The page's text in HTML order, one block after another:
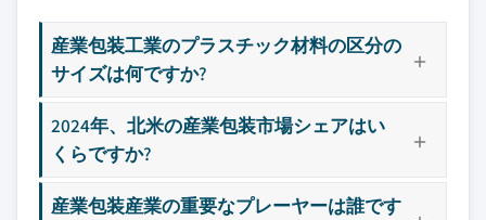
産業包装工業のプラスチック材料の区分の
サイズは何ですか?
2024年、北米の産業包装市場シェアはい
くらですか?
産業包装産業の重要なプレーヤーは誰です